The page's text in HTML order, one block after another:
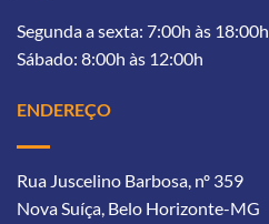
Segunda a sexta: 7:00h às 18:00h
Sábado: 8:00h às 12:00h
ENDEREÇO
Rua Juscelino Barbosa, nº 359
Nova Suíça, Belo Horizonte-MG